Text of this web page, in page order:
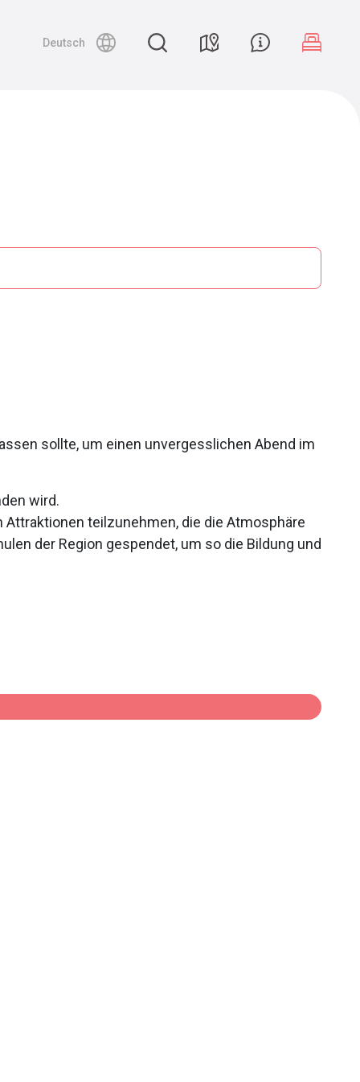
Deutsch
sollte, um einen unvergesslichen Abend im
wird.
teilzunehmen, die die Atmosphäre
der Region gespendet, um so die Bildung und